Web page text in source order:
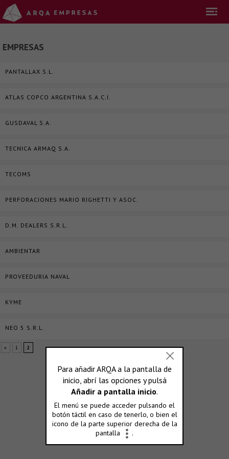
EMPRESAS
PANTALLAX S.L.
ATLAS COPCO ARGENTINA S.A.C.I.
GUSDAVAL S.A.
TECNICA ARMAQ S.A.
TECOMS
PERFORACIONES MARIO RIGHETTI Y ASOC.
D.M. DEALERS S.R.L.
AMBIENTAR
PROVEEDURIA NAVAL
KYME
NEO 5 S.R.L.
« 1 2